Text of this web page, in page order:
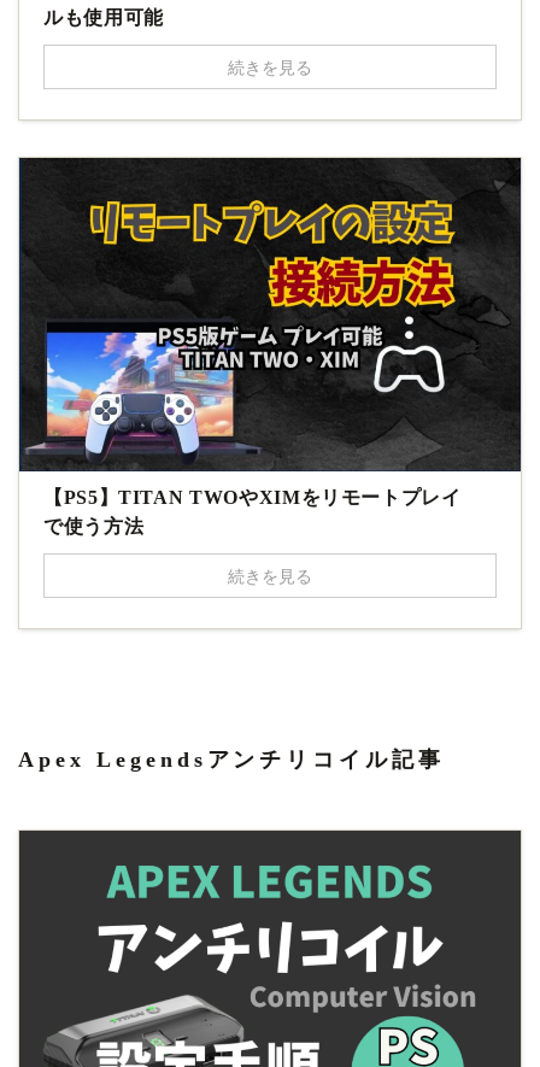
ルも使用可能
続きを見る
【PS5】TITAN TWOやXIMをリモートプレイ
で使う方法
続きを見る
Apex Legendsアンチリコイル記事